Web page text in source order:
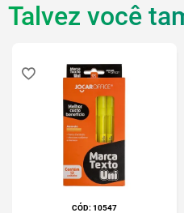
Talvez você
:10547